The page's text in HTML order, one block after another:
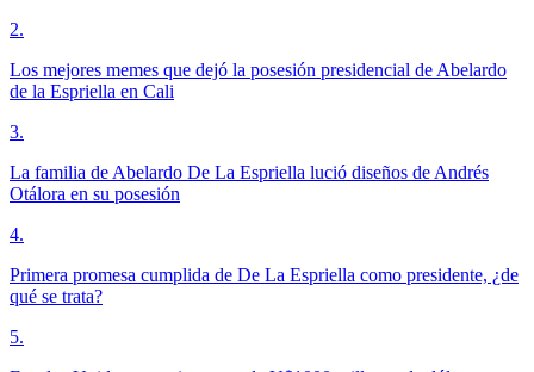
2.
Los mejores memes que dejó la posesión presidencial de Abelardo
de la Espriella en Cali
3.
La familia de Abelardo De La Espriella lució diseños de Andrés
Otálora en su posesión
4.
Primera promesa cumplida de De La Espriella como presidente, ¿de
qué se trata?
5.